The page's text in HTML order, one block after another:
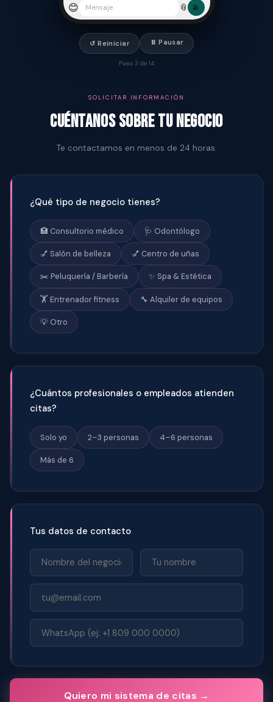
😊 Mensaje 📎 🎤
↺ Reiniciar ⏸ Pausar
Paso 3 de 14
SOLICITAR INFORMACIÓN
Cuéntanos sobre tu negocio
Te contactamos en menos de 24 horas.
¿Qué tipo de negocio tienes?
🏥 Consultorio médico 🩺 Odontólogo
💅 Salón de belleza 💅 Centro de uñas
✂️ Peluquería / Barbería ✨ Spa & Estética
🏋️ Entrenador fitness 🔧 Alquiler de equipos
💡 Otro
¿Cuántos profesionales o empleados atienden
citas?
Solo yo 2–3 personas 4–6 personas
Más de 6
Tus datos de contacto
Quiero mi sistema de citas →